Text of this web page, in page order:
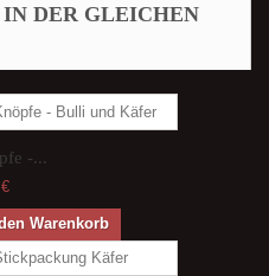
DER GLEICHEN
-...
Warenkorb